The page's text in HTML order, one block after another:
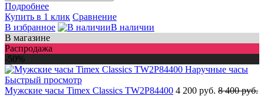
Подробнее
Купить в 1 клик Сравнение
В избранное
В наличии
В магазине
Распродажа
-50%
Быстрый просмотр
Мужские часы Timex Classics TW2P84400 4 200 руб. 8 400 руб.